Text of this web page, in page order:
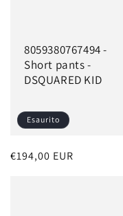
8059380767494 -
Short pants -
DSQUARED KID
Esaurito
Prezzo
€194,00 EUR